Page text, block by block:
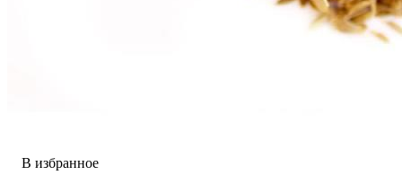
В избранное